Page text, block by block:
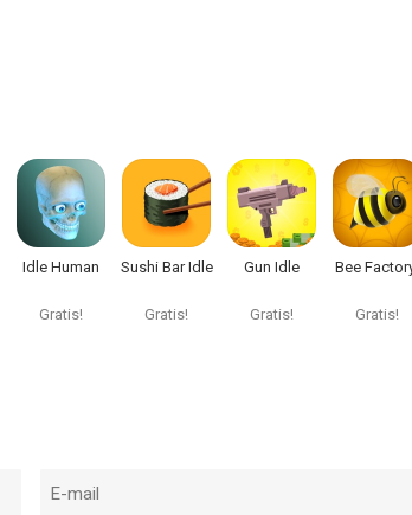
Idle Human
Gratis!
Sushi Bar Idle
Gratis!
Gun Idle
Gratis!
Bee
Gratis!